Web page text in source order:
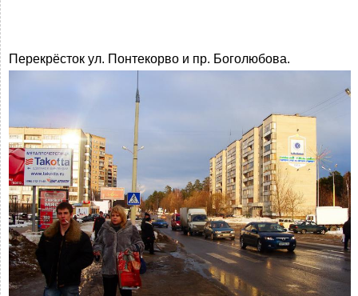
Перекрёсток ул. Понтекорво и пр. Боголюбова.